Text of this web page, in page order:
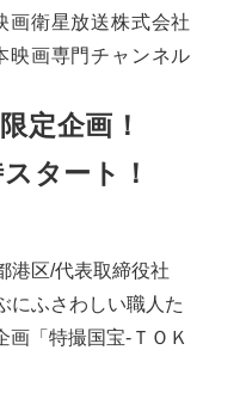
画衛星放送株式会社
映画専門チャンネル
定企画！
タート！
港区/代表取締役社
にふさわしい職人た
「特撮国宝‐ＴＯＫ